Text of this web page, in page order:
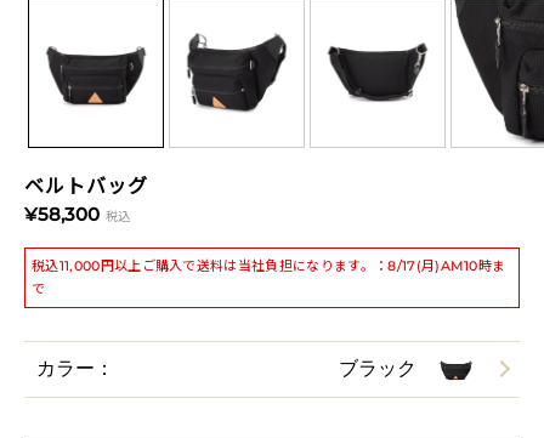
ベルトバッグ
¥58,300 税込
税込11,000円以上ご購入で送料は当社負担になります。：8/17(月)AM10時ま
で
カラー： ブラック